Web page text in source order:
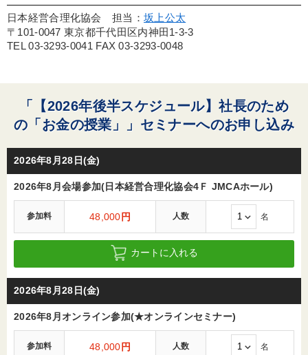
日本経営合理化協会 担当：坂上公太
〒101-0047 東京都千代田区内神田1-3-3
TEL 03-3293-0041 FAX 03-3293-0048
「【2026年後半スケジュール】社長のため
の「お金の授業」」セミナーへのお申し込み
2026年8月28日(金)
2026年8月会場参加(日本経営合理化協会4Ｆ JMCAホール)
参加料 48,000 円 人数 名
カートに入れる
2026年8月28日(金)
2026年8月オンライン参加(★オンラインセミナー)
参加料 48,000 円 人数 名